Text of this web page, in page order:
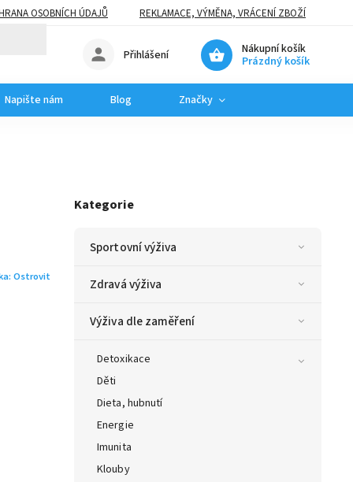
OSOBNÍCH ÚDAJŮ REKLAMACE, VÝMĚNA, VRÁCENÍ ZBOŽÍ
Nákupní košík
Prázdný košík
Přihlášení
Napište nám Blog Značky
Kategorie
Sportovní výživa
Zdravá výživa
Výživa dle zaměření
Detoxikace
Děti
Dieta, hubnutí
Energie
Imunita
Klouby
Ostrovit